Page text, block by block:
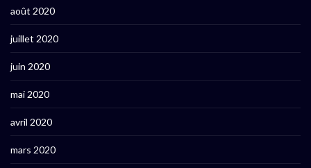
août 2020
juillet 2020
juin 2020
mai 2020
avril 2020
mars 2020